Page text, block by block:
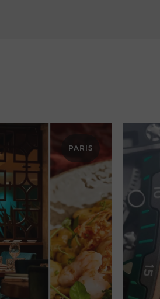
PARIS